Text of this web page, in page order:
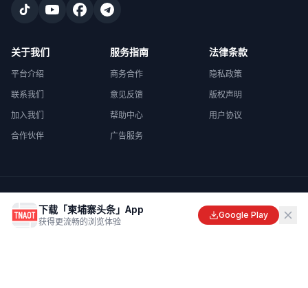
关于我们
平台介绍
联系我们
加入我们
合作伙伴
服务指南
商务合作
意见反馈
帮助中心
广告服务
法律条款
隐私政策
版权声明
用户协议
Made with
in Cambodia
下载「柬埔寨头条」App
获得更流畅的浏览体验
Google Play